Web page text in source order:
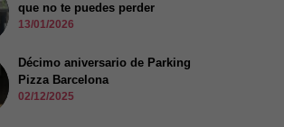
que no te puedes perder
13/01/2026
Décimo aniversario de Parking
Pizza Barcelona
02/12/2025